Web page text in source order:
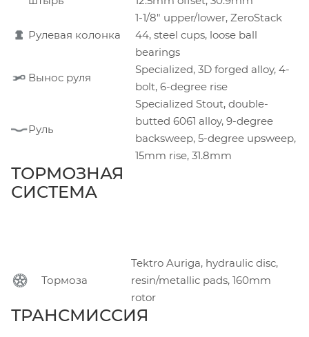
Рулевая колонка
1-1/8" upper/lower, ZeroStack
44, steel cups, loose ball
bearings
Вынос руля
Specialized, 3D forged alloy, 4-
bolt, 6-degree rise
Руль
Specialized Stout, double-
butted 6061 alloy, 9-degree
backsweep, 5-degree upsweep,
15mm rise, 31.8mm
ТОРМОЗНАЯ
СИСТЕМА
Тормоза
Tektro Auriga, hydraulic disc,
resin/metallic pads, 160mm
rotor
ТРАНСМИССИЯ